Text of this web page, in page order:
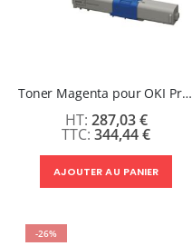
Toner Magenta pour OKI Pro9542/9541/9432
344,44 €
287,03 €
AJOUTER AU PANIER
-26%